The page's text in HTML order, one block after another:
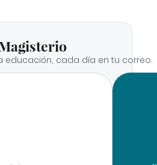
educación, cada día en tu correo.